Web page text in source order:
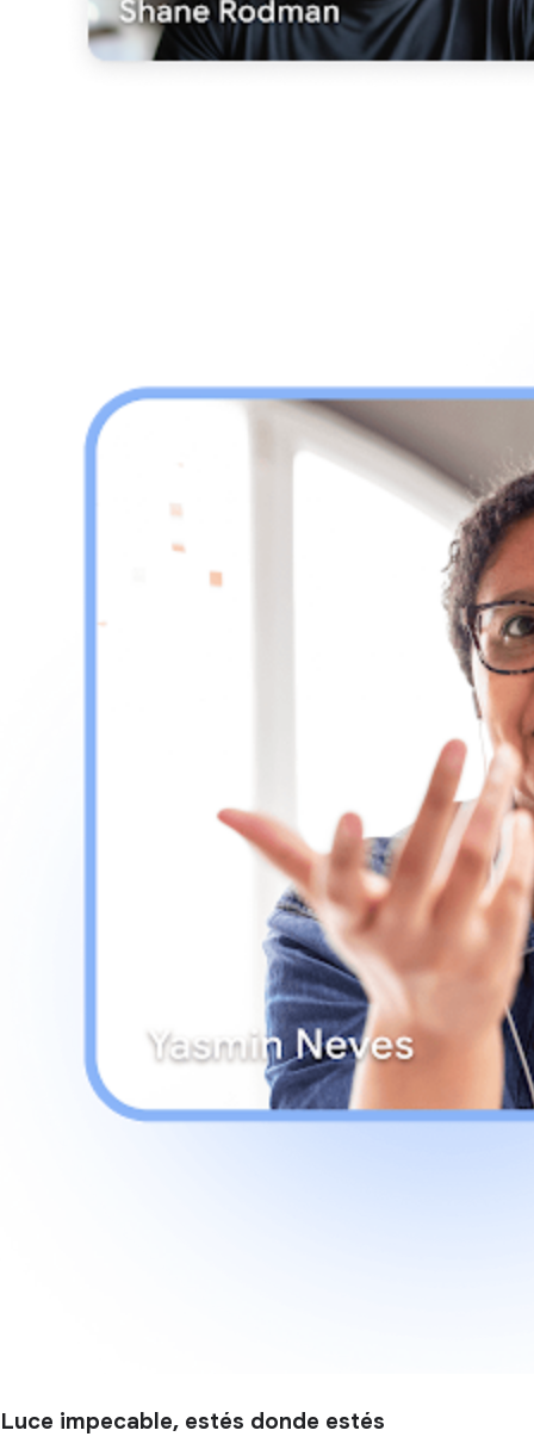
Luce impecable, estés donde estés